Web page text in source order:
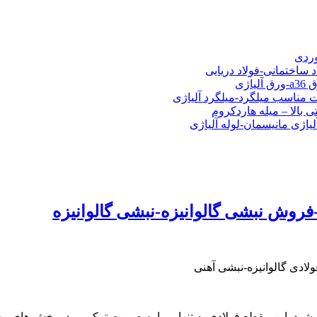
ساختمانی-فولاد دریایی
مناسب میلگرد-میلگرد آلیاژی
– میله هاردکروم
مانیسمان-لوله آلیاژی
نبشی گالوانیزه-نبشی گالوانیزه
گالوانیزه-نبشی آهنی